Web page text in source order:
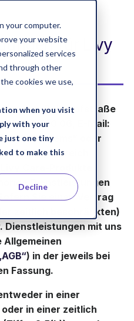
your computer.
your website
services
through other
cookies we use,
when you visit
with your
just one tiny
to make this
Decline
für Livy
Choriner Bahnhofstraße
30 837 930 06, E-Mail:
„HUM Systems“
oder
im Pflegebereich
Dienstleistungen
Sie einen Vertrag
zeitlich beschränkten)
Dienstleistungen mit uns
Allgemeinen
) in der jeweils bei
Fassung.
in einer
in einer zeitlich